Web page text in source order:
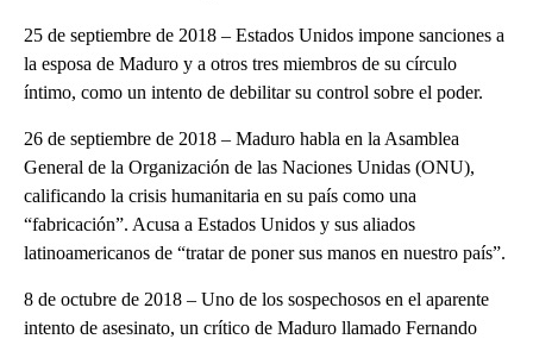
25 de septiembre de 2018 – Estados Unidos impone sanciones a
la esposa de Maduro y a otros tres miembros de su círculo
íntimo, como un intento de debilitar su control sobre el poder.
26 de septiembre de 2018 – Maduro habla en la Asamblea
General de la Organización de las Naciones Unidas (ONU),
calificando la crisis humanitaria en su país como una
“fabricación”. Acusa a Estados Unidos y sus aliados
latinoamericanos de “tratar de poner sus manos en nuestro país”.
8 de octubre de 2018 – Uno de los sospechosos en el aparente
intento de asesinato, un crítico de Maduro llamado Fernando